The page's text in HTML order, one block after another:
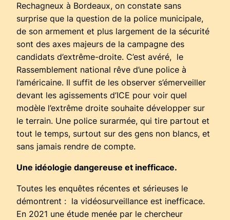
Rechagneux à Bordeaux, on constate sans
surprise que la question de la police municipale,
de son armement et plus largement de la sécurité
sont des axes majeurs de la campagne des
candidats d’extrême-droite. C’est avéré, le
Rassemblement national rêve d’une police à
l’américaine. Il suffit de les observer s’émerveiller
devant les agissements d’ICE pour voir quel
modèle l’extrême droite souhaite développer sur
le terrain. Une police surarmée, qui tire partout et
tout le temps, surtout sur des gens non blancs, et
sans jamais rendre de compte.
Une idéologie dangereuse et inefficace.
Toutes les enquêtes récentes et sérieuses le
démontrent : la vidéosurveillance est inefficace.
En 2021 une étude menée par le chercheur